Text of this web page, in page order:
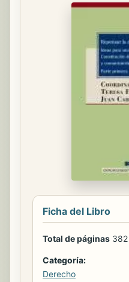
Ficha del Libro
Total de páginas 382
Categoría:
Derecho